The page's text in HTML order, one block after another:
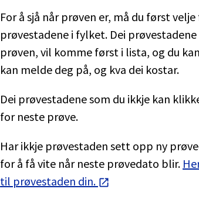
For å sjå når prøven er, må du først
prøvestadene i fylket. Dei
prøven, vil komme først i lista, og du
kan melde deg på, og kva dei kostar.
Dei prøvestadene som du ikkje kan
for neste prøve.
Har ikkje prøvestaden sett opp ny
for å få vite når neste prøvedato blir.
til prøvestaden din.